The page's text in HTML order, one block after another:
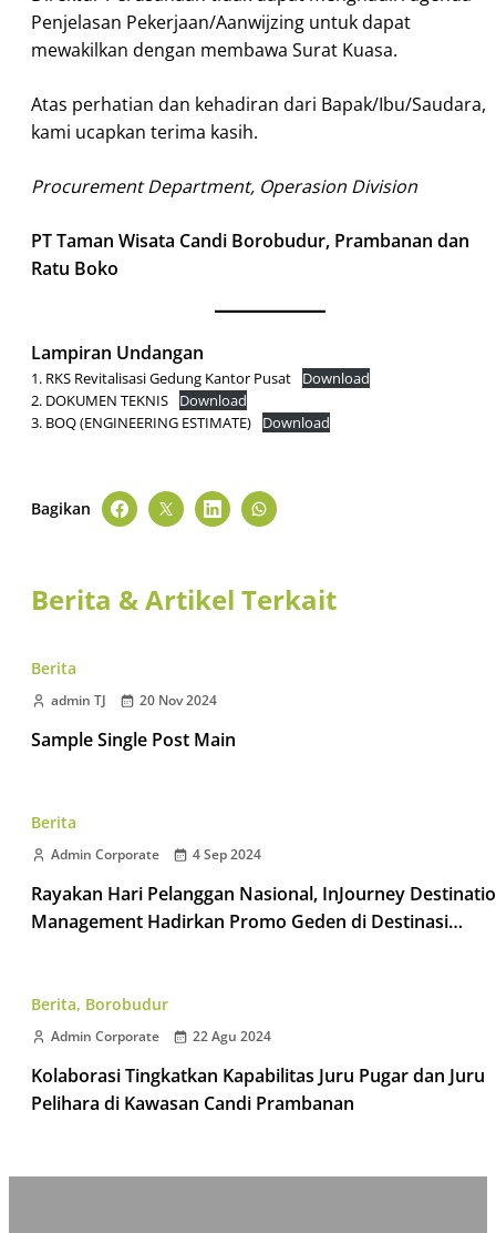
Penjelasan Pekerjaan/Aanwijzing untuk dapat
mewakilkan dengan membawa Surat Kuasa.
Atas perhatian dan kehadiran dari Bapak/Ibu/Saudara,
kami ucapkan terima kasih.
Procurement Department, Operasion Division
PT Taman Wisata Candi Borobudur, Prambanan dan
Ratu Boko
Lampiran Undangan
1. RKS Revitalisasi Gedung Kantor Pusat
Download
2. DOKUMEN TEKNIS
Download
3. BOQ (ENGINEERING ESTIMATE)
Download
Bagikan
Berita & Artikel Terkait
Berita
admin TJ 20 Nov 2024
Sample Single Post Main
Berita
Admin Corporate 4 Sep 2024
Rayakan Hari Pelanggan Nasional, InJourney
Management Hadirkan Promo Geden di Destinasi
Berita, Borobudur
Admin Corporate 22 Agu 2024
Kolaborasi Tingkatkan Kapabilitas Juru Pugar dan Juru
Pelihara di Kawasan Candi Prambanan